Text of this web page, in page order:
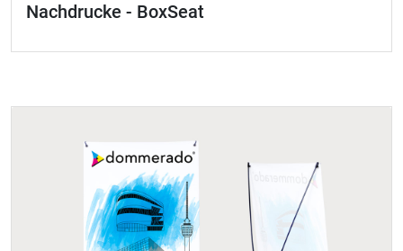
Nachdrucke - BoxSeat